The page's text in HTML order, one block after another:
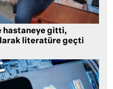
hastaneye gitti,
literatüre geçti